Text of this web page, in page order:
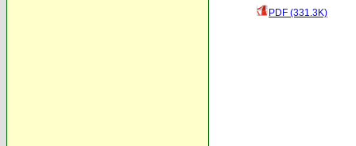
PDF (331.3K)